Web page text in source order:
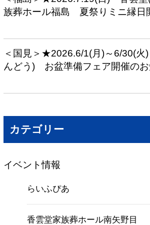
族葬ホール福島 夏祭りミニ縁日
＜国見＞★2026.6/1(月)～6/30(
んどう) お盆準備フェア開催の
カテゴリー
イベント情報
らいふぴあ
香雲堂家族葬ホール南矢野目